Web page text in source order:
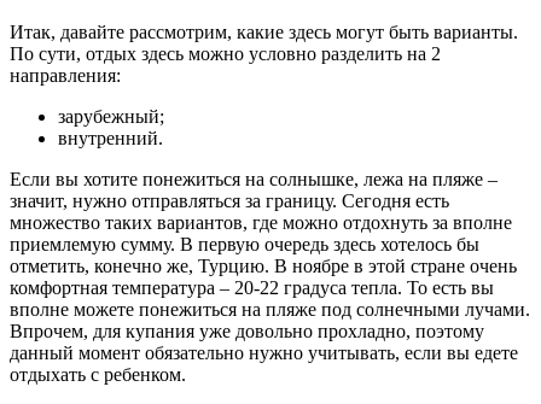
Итак, давайте рассмотрим, какие здесь могут быть варианты.
По сути, отдых здесь можно условно разделить на 2
направления:
зарубежный;
внутренний.
Если вы хотите понежиться на солнышке, лежа на пляже –
значит, нужно отправляться за границу. Сегодня есть
множество таких вариантов, где можно отдохнуть за вполне
приемлемую сумму. В первую очередь здесь хотелось бы
отметить, конечно же, Турцию. В ноябре в этой стране очень
комфортная температура – 20-22 градуса тепла. То есть вы
вполне можете понежиться на пляже под солнечными лучами.
Впрочем, для купания уже довольно прохладно, поэтому
данный момент обязательно нужно учитывать, если вы едете
отдыхать с ребенком.